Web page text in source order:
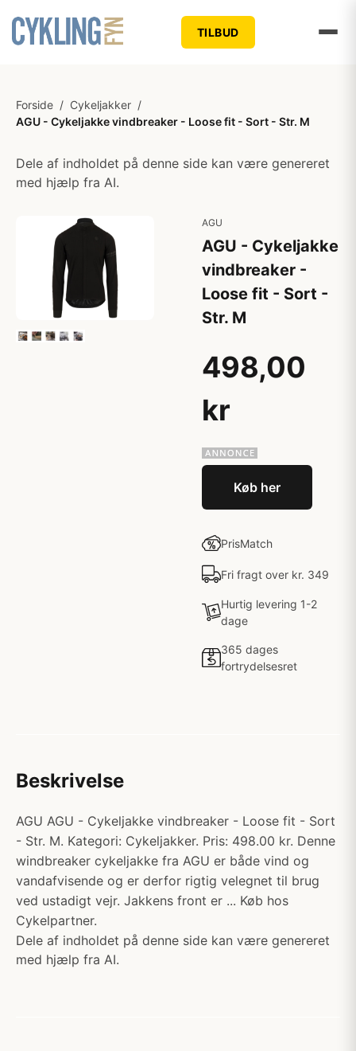
TILBUD
Forside / Cykeljakker /
AGU - Cykeljakke vindbreaker - Loose fit - Sort - Str. M
Dele af indholdet på denne side kan være genereret
med hjælp fra AI.
AGU
AGU - Cykeljakke
vindbreaker -
Loose fit - Sort -
Str. M
498,00
kr
Køb her
PrisMatch
Fri fragt over kr. 349
Hurtig levering 1-2
dage
365 dages
fortrydelsesret
Beskrivelse
AGU AGU - Cykeljakke vindbreaker - Loose fit - Sort
- Str. M. Kategori: Cykeljakker. Pris: 498.00 kr. Denne
windbreaker cykeljakke fra AGU er både vind og
vandafvisende og er derfor rigtig velegnet til brug
ved ustadigt vejr. Jakkens front er ... Køb hos
Cykelpartner.
Dele af indholdet på denne side kan være genereret
med hjælp fra AI.